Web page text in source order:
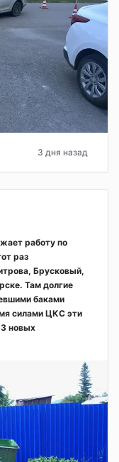
3 дня назад
работу по
раз
Брусковый,
Там долгие
баками
силами ЦКС эти
новых